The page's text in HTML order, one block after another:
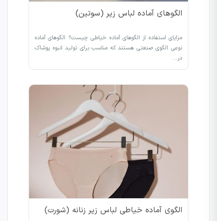
الگوهای آماده لباس زیر (سوتین)
مزایای استفاده از الگوهای آماده خیاطی چیست؟ الگوهای آماده
نوعی الگوی صنعتی هستند که مناسب برای تولید انبوه پوشاک
در…
الگوی آماده خیاطی لباس زیر زنانه (شورت)